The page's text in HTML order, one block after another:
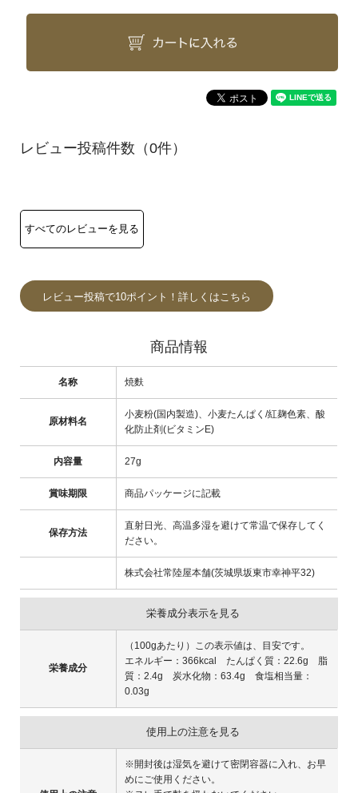
（0件）
レビュー投稿で10ポイント！詳しくはこちら
商品情報
名称 焼麩
原材料名
小麦粉(国内製造)、小麦たんぱく/紅麹色素、酸
化防止剤(ビタミンE)
内容量 27g
賞味期限 商品パッケージに記載
保存方法
直射日光、高温多湿を避けて常温で保存してく
ださい。
株式会社常陸屋本舗(茨城県坂東市幸神平32)
栄養成分表示を見る
栄養成分
（100gあたり）この表示値は、目安です。
エネルギー：366kcal たんぱく質：22.6g 脂
質：2.4g 炭水化物：63.4g 食塩相当量：
0.03g
使用上の注意を見る
※開封後は湿気を避けて密閉容器に入れ、お早
めにご使用ください。